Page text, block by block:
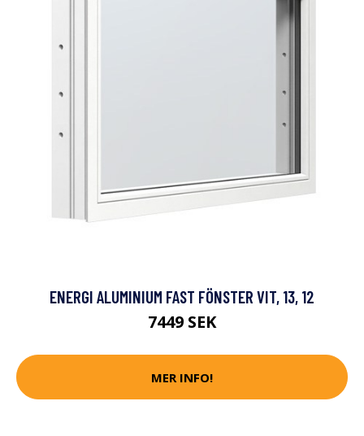
ENERGI ALUMINIUM FAST FÖNSTER VIT, 13, 12
7449 SEK
MER INFO!